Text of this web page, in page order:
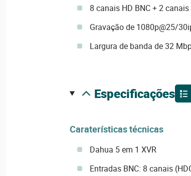
8 canais HD BNC + 2 canais
Gravação de 1080p@25/
Largura de banda de 32
especificações
Caraterísticas técnicas
Dahua 5 em 1 XVR
Entradas BNC: 8 canais